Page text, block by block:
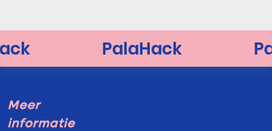
Meer
informatie